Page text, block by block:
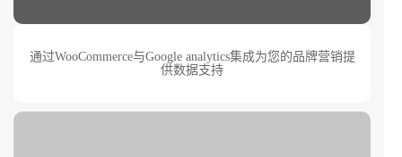
通过WooCommerce与Google analytics集成为您的品牌营销提
供数据支持